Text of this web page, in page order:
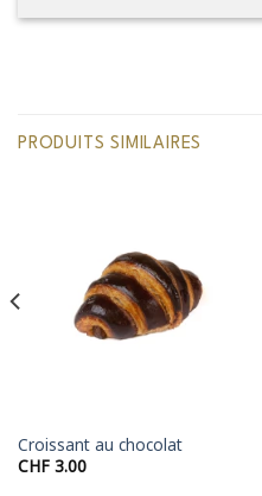
PRODUITS SIMILAIRES
Croissant au chocolat
CHF3.00